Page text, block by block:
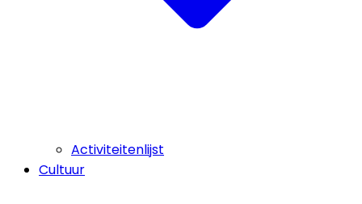
Activiteitenlijst
Cultuur